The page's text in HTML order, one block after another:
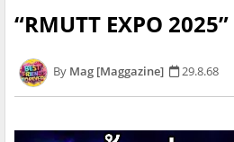
“RMUTT EXPO 2025”
Mag [Maggazine] 29.8.68